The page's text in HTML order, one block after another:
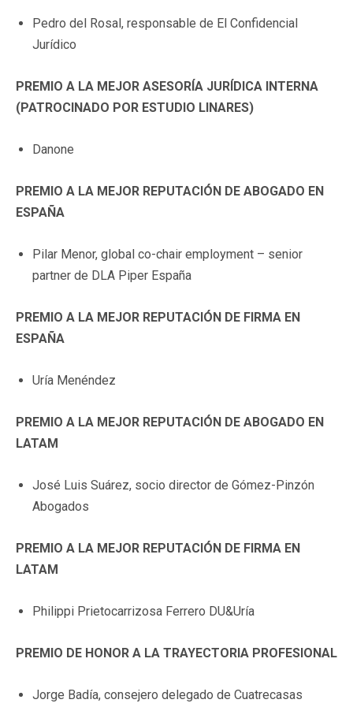
Pedro del Rosal, responsable de El Confidencial
Jurídico
PREMIO A LA MEJOR ASESORÍA JURÍDICA INTERNA
(PATROCINADO POR ESTUDIO LINARES)
Danone
PREMIO A LA MEJOR REPUTACIÓN DE ABOGADO EN
ESPAÑA
Pilar Menor, global co-chair employment – senior
partner de DLA Piper España
PREMIO A LA MEJOR REPUTACIÓN DE FIRMA EN
ESPAÑA
Uría Menéndez
PREMIO A LA MEJOR REPUTACIÓN DE ABOGADO EN
LATAM
José Luis Suárez, socio director de Gómez-Pinzón
Abogados
PREMIO A LA MEJOR REPUTACIÓN DE FIRMA EN
LATAM
Philippi Prietocarrizosa Ferrero DU&Uría
PREMIO DE HONOR A LA TRAYECTORIA PROFESIONAL
Jorge Badía, consejero delegado de Cuatrecasas